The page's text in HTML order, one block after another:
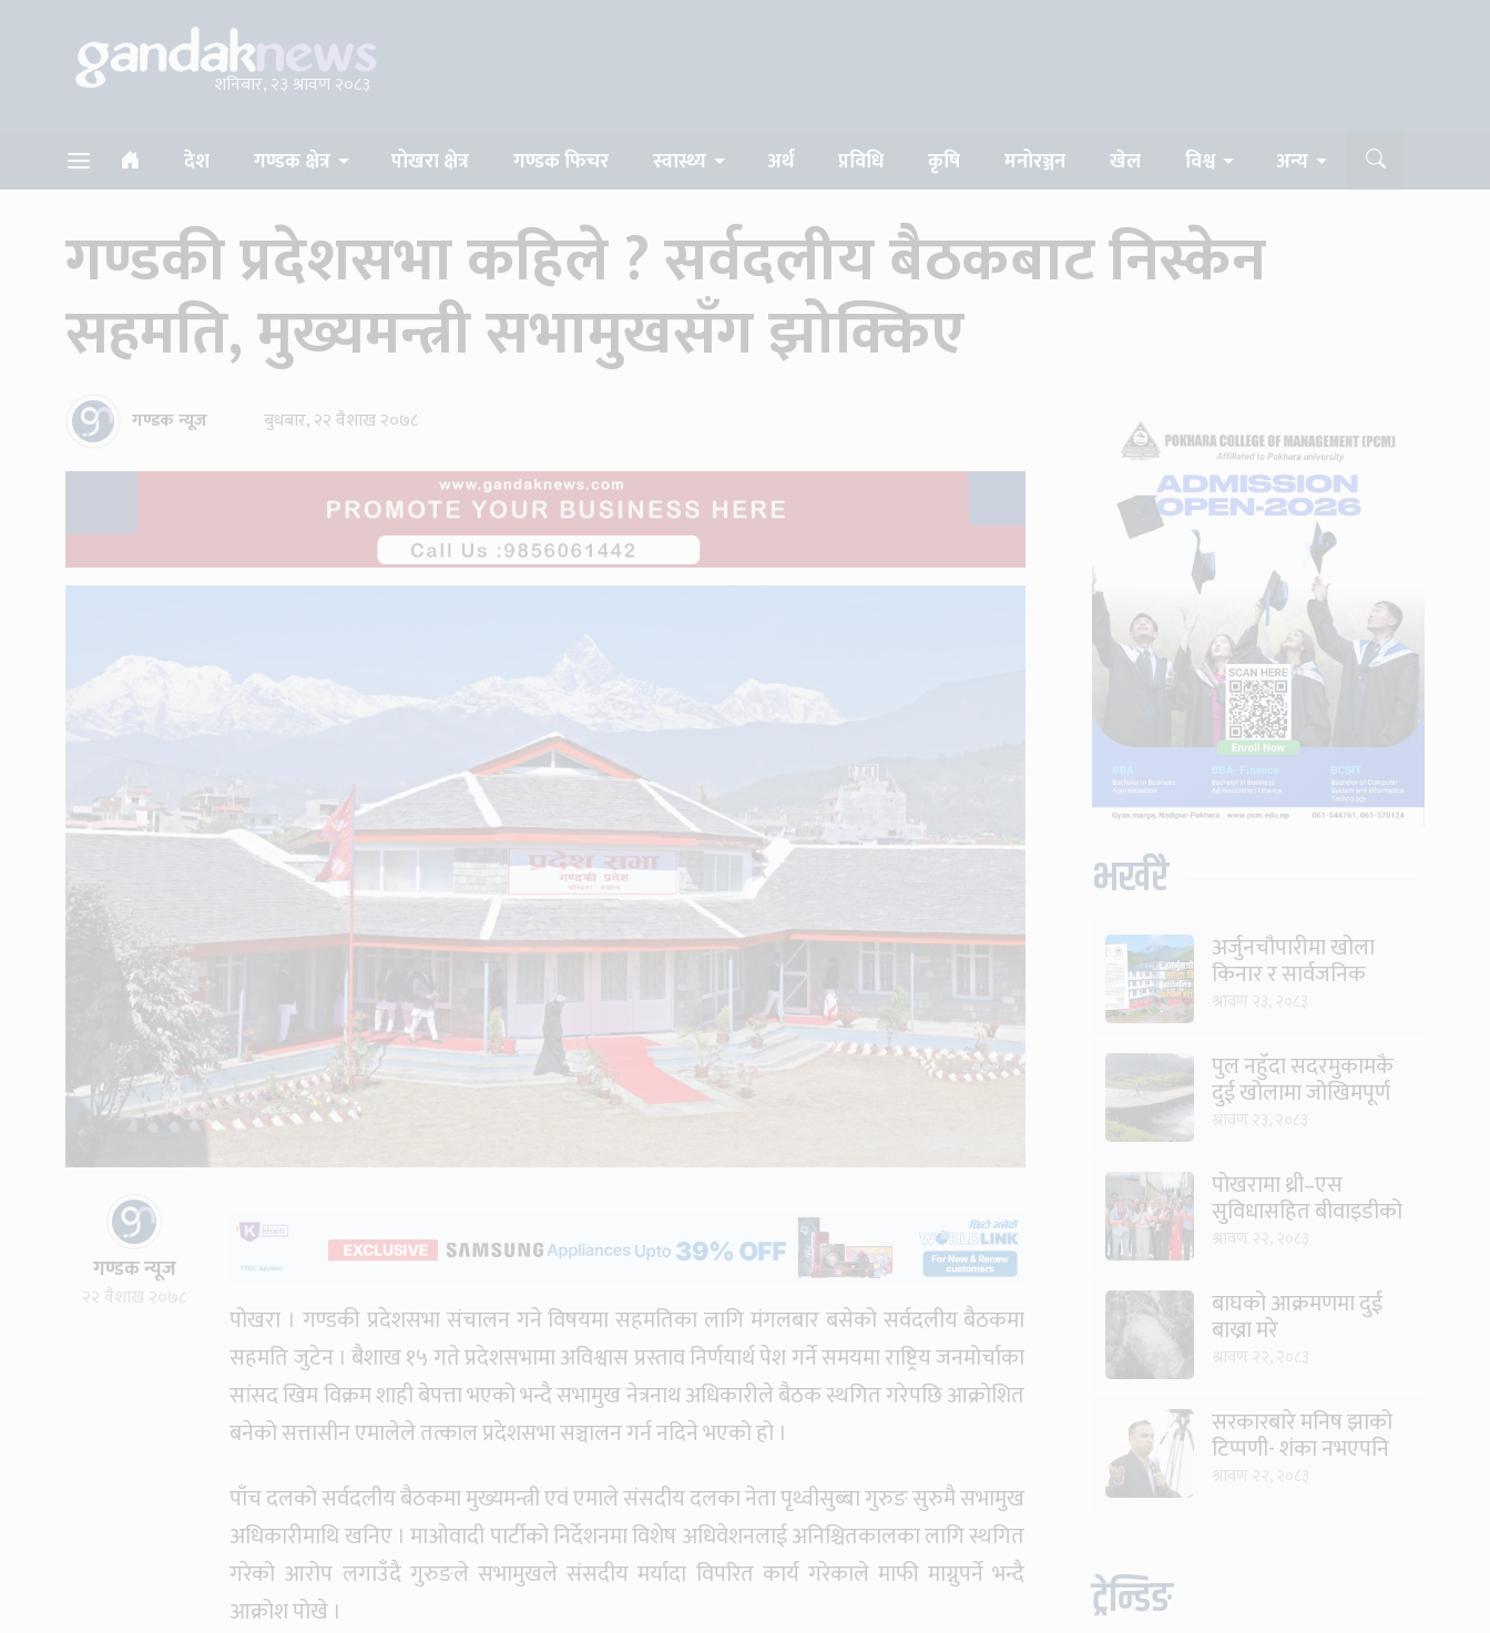
शनिबार, २३ श्रावण २०८३
देश गण्डक क्षेत्र पोखरा क्षेत्र गण्डक फिचर स्वास्थ्य अर्थ प्रविधि कृषि मनोरञ्जन खेल विश्व अन्य
गण्डकी प्रदेशसभा कहिले ? सर्वदलीय बैठकबाट निस्केन
सहमति, मुख्यमन्त्री सभामुखसँग झोक्किए
गण्डक न्यूज बुधबार, २२ वैशाख २०७८
गण्डक न्यूज
२२ वैशाख २०७८
पोखरा । गण्डकी प्रदेशसभा संचालन गने विषयमा सहमतिका लागि मंगलबार बसेको सर्वदलीय बैठकमा
सहमति जुटेन । बैशाख १५ गते प्रदेशसभामा अविश्वास प्रस्ताव निर्णयार्थ पेश गर्ने समयमा राष्ट्रिय जनमोर्चाका
सांसद खिम विक्रम शाही बेपत्ता भएको भन्दै सभामुख नेत्रनाथ अधिकारीले बैठक स्थगित गरेपछि आक्रोशित
बनेको सत्तासीन एमालेले तत्काल प्रदेशसभा सञ्चालन गर्न नदिने भएको हो ।
पाँच दलको सर्वदलीय बैठकमा मुख्यमन्त्री एवं एमाले संसदीय दलका नेता पृथ्वीसुब्बा गुरुङ सुरुमै सभामुख
अधिकारीमाथि खनिए । माओवादी पार्टीको निर्देशनमा विशेष अधिवेशनलाई अनिश्चितकालका लागि स्थगित
गरेको आरोप लगाउँदै गुरुङले सभामुखले संसदीय मर्यादा विपरित कार्य गरेकाले माफी माग्नुपर्ने भन्दै
आक्रोश पोखे ।
भर्खरै
अर्जुनचौपारीमा खोला
किनार र सार्वजनिक
पुल नहुँदा सदरमुकामकै
दुई खोलामा जोखिमपूर्ण
पोखरामा थ्री–एस
सुविधासहित बीवाइडीको
बाघको आक्रमणमा दुई
बाख्रा मरे
सरकारबारे मनिष झाको
टिप्पणी- शंका नभएपनि
ट्रेन्डिङ